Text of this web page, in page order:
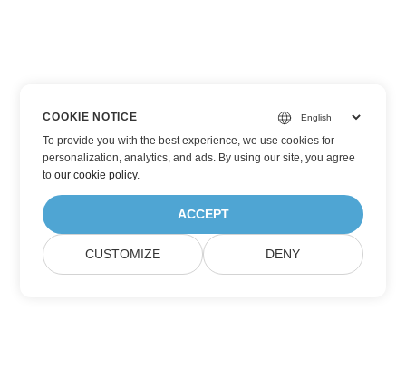
COOKIE NOTICE
To provide you with the best experience, we use cookies for
personalization, analytics, and ads. By using our site, you agree
toour cookie policy.
ACCEPT
CUSTOMIZE DENY